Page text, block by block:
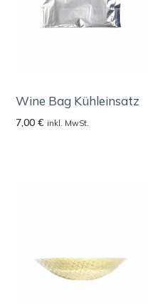
Wine Bag Kühleinsatz
7,00€ inkl. MwSt.